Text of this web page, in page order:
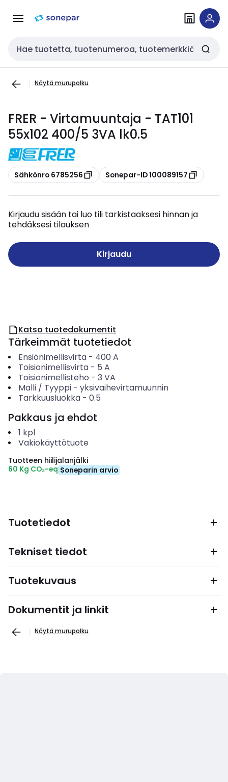
navigointiinsisältöön
Haku
Näytä murupolku
FRER - Virtamuuntaja - TAT101
55x102 400/5 3VA lk0.5
Kopioi
Sähkönro 6785256 Kopioi
Sonepar-ID 100089157
Kirjaudu sisään tai luo tili tarkistaaksesi hinnan ja
tehdäksesi tilauksen
Kirjaudu
Katso tuotedokumentit
Tärkeimmät tuotetiedot
Ensiönimellisvirta- 400 A
Toisionimellisvirta- 5 A
Toisionimellisteho - 3 VA
Malli / Tyyppi- yksivaihevirtamuunnin
Tarkkuusluokka- 0.5
Pakkaus ja ehdot
1 kpl
Vakiokäyttötuote
Tuotteen hiilijalanjälki
60 Kg CO₂-eq Soneparin arvio
Tuotetiedot
Tekniset tiedot
Tuotekuvaus
Dokumentit ja linkit
Näytä murupolku